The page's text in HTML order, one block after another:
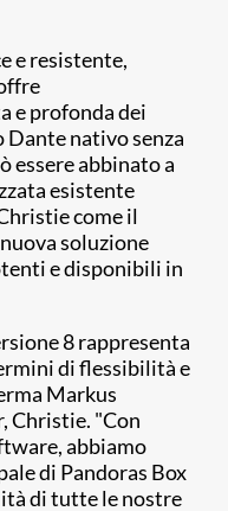
e resistente,
e profonda dei
nativo senza
essere abbinato a
esistente
come il
soluzione
e disponibili in
8 rappresenta
di flessibilità e
Markus
Christie. "Con
abbiamo
di Pandoras Box
di tutte le nostre